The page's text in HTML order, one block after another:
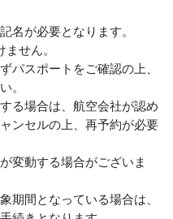
名が必要となります。
せん。
パスポートをご確認の上、
。
る場合は、航空会社が認め
ンセルの上、再予約が必要
変動する場合がございま
期間となっている場合は、